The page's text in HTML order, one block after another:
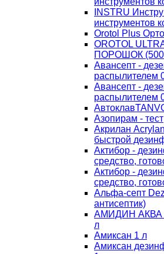
INSTRU
инструментов
Orotol Plus
OROTOL
ПОРОШОК
Авансепт -
распылителем
Авансепт -
распылителем
Азопирам - тест
Акрилан
быстрой
Актибор -
средство,
Актибор -
средство,
Альфа-септ
антисептик)
АМИДИН АКВА
л
Амиксан 1 л
Амиксан